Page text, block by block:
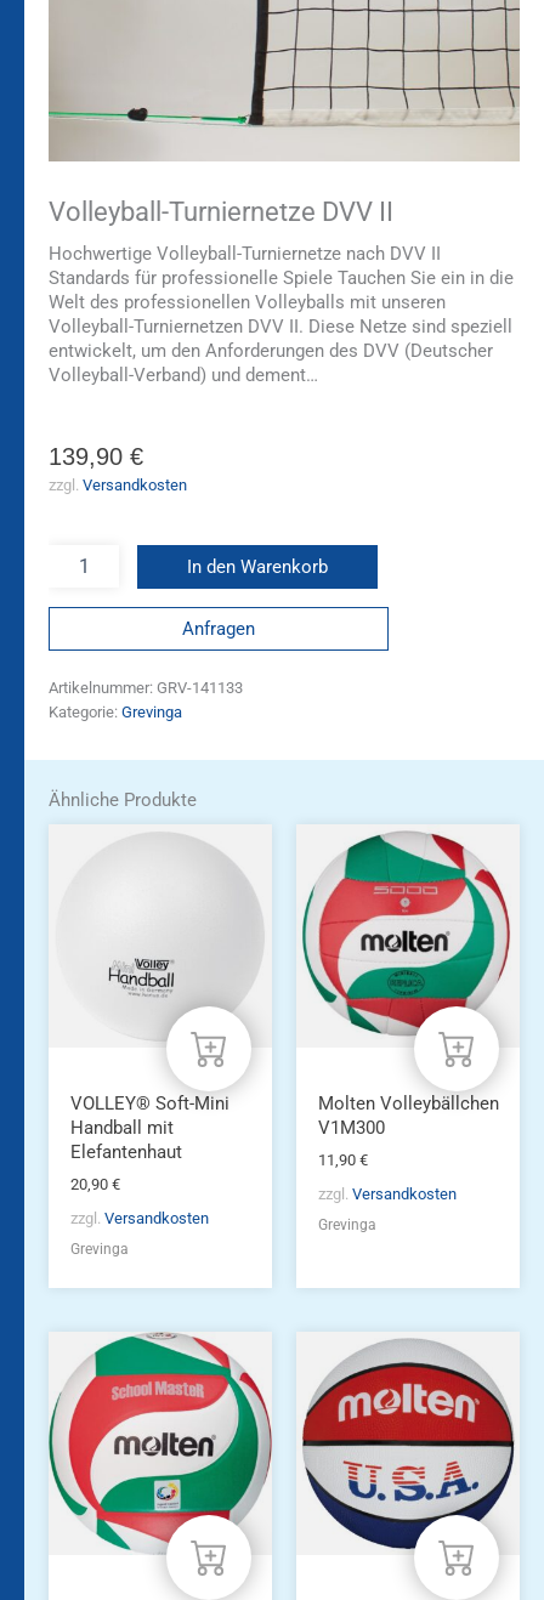
Volleyball-Turniernetze DVV II
Hochwertige Volleyball-Turniernetze nach DVV II
Standards für professionelle Spiele Tauchen Sie ein in die
Welt des professionellen Volleyballs mit unseren
Volleyball-Turniernetzen DVV II. Diese Netze sind speziell
entwickelt, um den Anforderungen des DVV (Deutscher
Volleyball-Verband) und dement…
139,90 €
zzgl. Versandkosten
In den Warenkorb
Anfragen
Artikelnummer: GRV-141133
Kategorie: Grevinga
Ähnliche Produkte
VOLLEY® Soft-Mini
Handball mit
Elefantenhaut
20,90 €
zzgl. Versandkosten
Grevinga
Molten Volleybällchen
V1M300
11,90 €
zzgl. Versandkosten
Grevinga